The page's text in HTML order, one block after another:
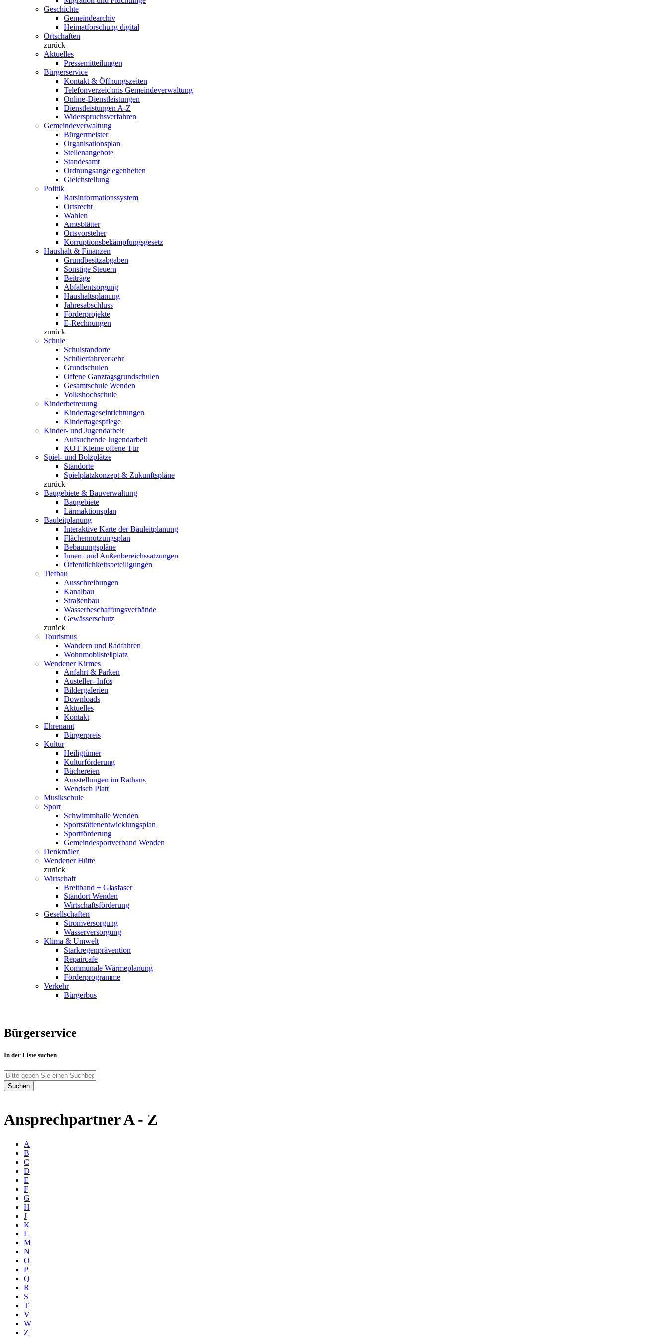
Geschichte
Gemeindearchiv
Heimatforschung digital
Ortschaften
zurück
Aktuelles
Pressemitteilungen
Bürgerservice
Kontakt & Öffnungszeiten
Telefonverzeichnis Gemeindeverwaltung
Online-Dienstleistungen
Dienstleistungen A-Z
Widerspruchsverfahren
Gemeindeverwaltung
Bürgermeister
Organisationsplan
Stellenangebote
Standesamt
Ordnungsangelegenheiten
Gleichstellung
Politik
Ratsinformationssystem
Ortsrecht
Wahlen
Amtsblätter
Ortsvorsteher
Korruptionsbekämpfungsgesetz
Haushalt & Finanzen
Grundbesitzabgaben
Sonstige Steuern
Beiträge
Abfallentsorgung
Haushaltsplanung
Jahresabschluss
Förderprojekte
E-Rechnungen
zurück
Schule
Schulstandorte
Schülerfahrverkehr
Grundschulen
Offene Ganztagsgrundschulen
Gesamtschule Wenden
Volkshochschule
Kinderbetreuung
Kindertageseinrichtungen
Kindertagespflege
Kinder- und Jugendarbeit
Aufsuchende Jugendarbeit
KOT Kleine offene Tür
Spiel- und Bolzplätze
Standorte
Spielplatzkonzept & Zukunftspläne
zurück
Baugebiete & Bauverwaltung
Baugebiete
Lärmaktionsplan
Bauleitplanung
Interaktive Karte der Bauleitplanung
Flächennutzungsplan
Bebauungspläne
Innen- und Außenbereichssatzungen
Öffentlichkeitsbeteiligungen
Tiefbau
Ausschreibungen
Kanalbau
Straßenbau
Wasserbeschaffungsverbände
Gewässerschutz
zurück
Tourismus
Wandern und Radfahren
Wohnmobilstellplatz
Wendener Kirmes
Anfahrt & Parken
Austeller- Infos
Bildergalerien
Downloads
Aktuelles
Kontakt
Ehrenamt
Bürgerpreis
Kultur
Heiligtümer
Kulturförderung
Büchereien
Ausstellungen im Rathaus
Wendsch Platt
Musikschule
Sport
Schwimmhalle Wenden
Sportstättenentwicklungsplan
Sportförderung
Gemeindesportverband Wenden
Denkmäler
Wendener Hütte
zurück
Wirtschaft
Breitband + Glasfaser
Standort Wenden
Wirtschaftsförderung
Gesellschaften
Stromversorgung
Wasserversorgung
Klima & Umwelt
Starkregenprävention
Repaircafe
Kommunale Wärmeplanung
Förderprogramme
Verkehr
Bürgerbus
Bürgerservice
In der Liste suchen
Ansprechpartner A - Z
A
B
C
D
E
F
G
H
J
K
L
M
N
O
P
Q
R
S
T
V
W
Z